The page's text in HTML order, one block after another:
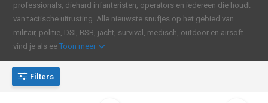
professionals, diehard infanteristen, operators en iedereen die houdt
van tactische uitrusting. Alle nieuwste snufjes op het gebied van
militair, politie, DSI, BSB, jacht, survival, medisch, outdoor en airsoft
vind je als eeToon meer
Filters